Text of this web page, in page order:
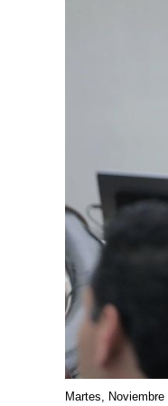
Martes,